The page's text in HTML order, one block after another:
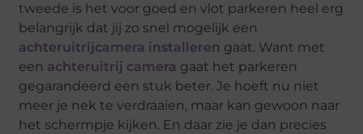
tweede is het voor goed en vlot parkeren heel erg
belangrijk dat jij zo snel mogelijk een
achteruitrijcamera installeren gaat. Want met
een achteruitrij camera gaat het parkeren
gegarandeerd een stuk beter. Je hoeft nu niet
meer je nek te verdraaien, maar kan gewoon naar
het schermpje kijken. En daar zie je dan precies